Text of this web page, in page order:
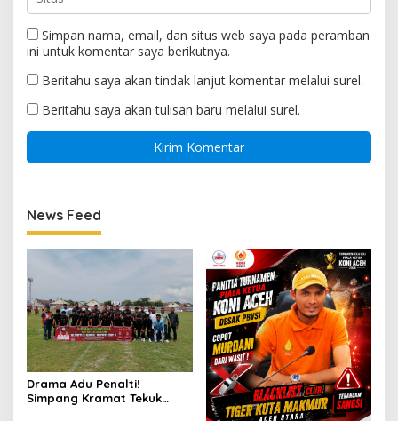
Simpan nama, email, dan situs web saya pada peramban
ini untuk komentar saya berikutnya.
Beritahu saya akan tindak lanjut komentar melalui surel.
Beritahu saya akan tulisan baru melalui surel.
News Feed
Drama Adu Penalti!
Simpang Kramat Tekuk